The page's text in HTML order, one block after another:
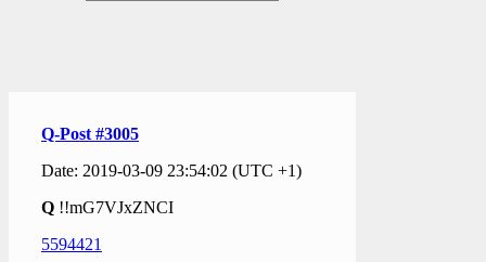
Q-Post #3005
Date: 2019-03-09 23:54:02 (UTC +1)
Q !!mG7VJxZNCI
5594421